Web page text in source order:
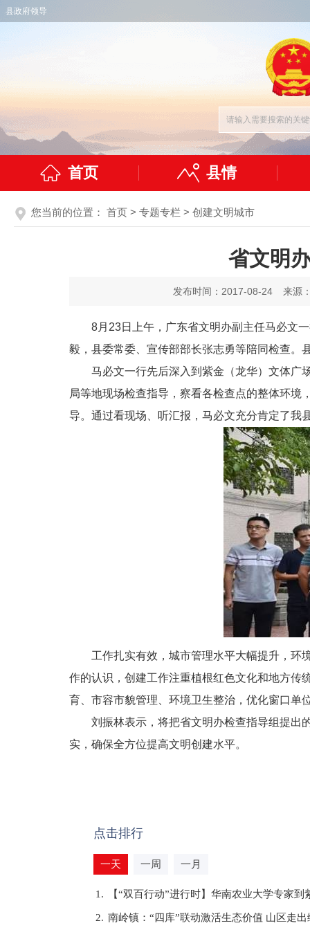
县政府领导
首页 县情
您当前的位置： 首页 > 专题专栏 > 创建文明城市
省文明
发布时间：2017-08-24 来源
8月23日上午，广东省文明办副主任马必文一
毅，县委常委、宣传部部长张志勇等陪同检查。
马必文一行先后深入到紫金（龙华）文体广场
局等地现场检查指导，察看各检查点的整体环
导。通过看现场、听汇报，马必文充分肯定了我
工作扎实有效，城市管理水平大幅提升，环境
作的认识，创建工作注重植根红色文化和地方传
育、市容市貌管理、环境卫生整治，优化窗口单
刘振林表示，将把省文明办检查指导组提出的
实，确保全方位提高文明创建水平。
点击排行
一天 一周 一月
1. 【“双百行动”进行时】华南农业大学专家
2. 南岭镇：“四库”联动激活生态价值 山区走